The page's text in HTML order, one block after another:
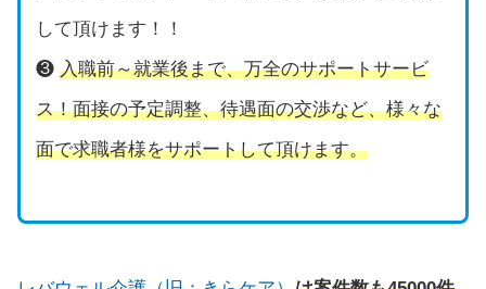
して頂けます！！
❸ 入職前～就業後まで、万全のサポートサービ
ス！面接の予定調整、待遇面の交渉など、様々な
面で求職者様をサポートして頂けます。